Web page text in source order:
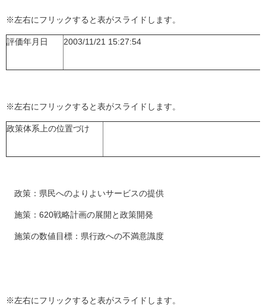
※左右にフリックすると表がスライドします。
評価年月日 2003/11/21 15:27:54
※左右にフリックすると表がスライドします。
政策体系上の位置づけ
政策：県民へのよりよいサービスの提供
施策：620戦略計画の展開と政策開発
施策の数値目標：県行政への不満意識度
※左右にフリックすると表がスライドします。